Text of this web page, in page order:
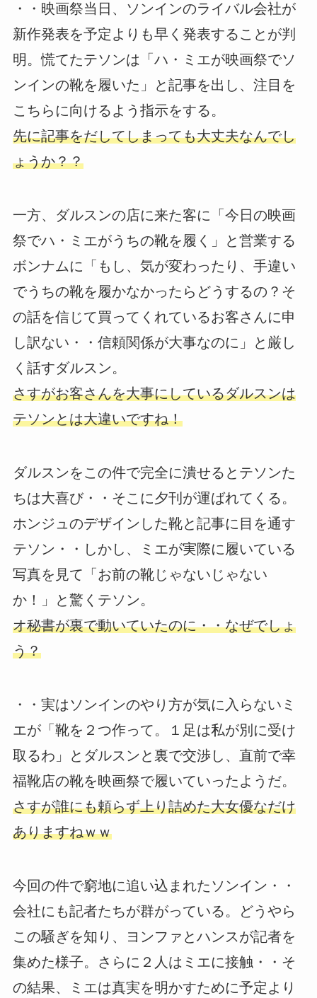
・・映画祭当日、ソンインのライバル会社が
新作発表を予定よりも早く発表することが判
明。慌てたテソンは「ハ・ミエが映画祭でソ
ンインの靴を履いた」と記事を出し、注目を
こちらに向けるよう指示をする。
先に記事をだしてしまっても大丈夫なんでし
ょうか？？
一方、ダルスンの店に来た客に「今日の映画
祭でハ・ミエがうちの靴を履く」と営業する
ボンナムに「もし、気が変わったり、手違い
でうちの靴を履かなかったらどうするの？そ
の話を信じて買ってくれているお客さんに申
し訳ない・・信頼関係が大事なのに」と厳し
く話すダルスン。
さすがお客さんを大事にしているダルスンは
テソンとは大違いですね！
ダルスンをこの件で完全に潰せるとテソンた
ちは大喜び・・そこに夕刊が運ばれてくる。
ホンジュのデザインした靴と記事に目を通す
テソン・・しかし、ミエが実際に履いている
写真を見て「お前の靴じゃないじゃない
か！」と驚くテソン。
オ秘書が裏で動いていたのに・・なぜでしょ
う？
・・実はソンインのやり方が気に入らないミ
エが「靴を２つ作って。１足は私が別に受け
取るわ」とダルスンと裏で交渉し、直前で幸
福靴店の靴を映画祭で履いていったようだ。
さすが誰にも頼らず上り詰めた大女優なだけ
ありますねｗｗ
今回の件で窮地に追い込まれたソンイン・・
会社にも記者たちが群がっている。どうやら
この騒ぎを知り、ヨンファとハンスが記者を
集めた様子。さらに２人はミエに接触・・そ
の結果、ミエは真実を明かすために予定より